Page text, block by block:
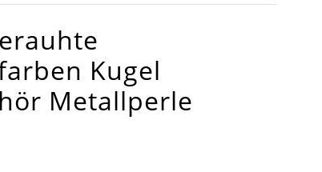
Kugel
Metallperle